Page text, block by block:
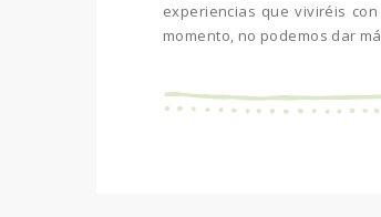
experiencias que viviréis
momento, no podemos dar